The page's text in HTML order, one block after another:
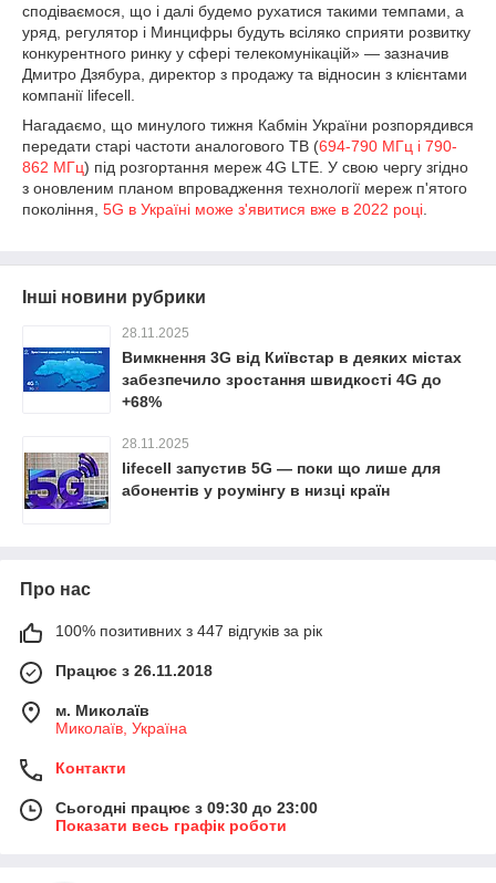
сподіваємося, що і далі будемо рухатися такими темпами, а
уряд, регулятор і Минцифры будуть всіляко сприяти розвитку
конкурентного ринку у сфері телекомунікацій» — зазначив
Дмитро Дзябура, директор з продажу та відносин з клієнтами
компанії lifecell.
Нагадаємо, що минулого тижня Кабмін України розпорядився
передати старі частоти аналогового ТВ (694-790 МГц і 790-
862 МГц) під розгортання мереж 4G LTE. У свою чергу згідно
з оновленим планом впровадження технології мереж п'ятого
покоління, 5G в Україні може з'явитися вже в 2022 році
Інші новини рубрики
28.11.2025
Вимкнення 3G від Київстар в деяких містах
забезпечило зростання швидкості 4G до
+68%
28.11.2025
lifecell запустив 5G — поки що лише для
абонентів у роумінгу в низці країн
Про нас
100% позитивних з 447 відгуків за рік
Працює з 26.11.2018
м. Миколаїв
Миколаїв, Україна
Контакти
Сьогодні працює з 09:30 до 23:00
Показати весь графік роботи